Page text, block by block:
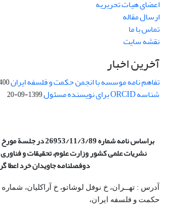
اعضای هیات تحریریه
ارسال مقاله
تماس با ما
نقشه سایت
آخرین اخبار
تفاهم نامه موسسه با انجمن حکمت و فلسفه ایران02-21
شناسه ORCID برای نویسنده مسئول 1399-09-20
براساس نامه شماره 26953/11/3/89 در جلسة مورخ 31/6/89 کمیسیون
نشریات علمی کشور وزارت علوم، تحقیقات و
دوفصلنامه جاویدان خرد اعطا
حکمت و فلسفه ایران،‌